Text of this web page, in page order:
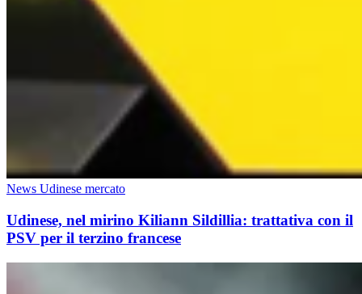
News Udinese mercato
Udinese, nel mirino Kiliann Sildillia: trattativa con il
PSV per il terzino francese